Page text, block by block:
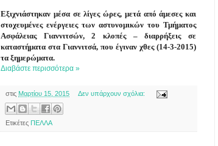
Εξιχνιάστηκαν μέσα σε λίγες ώρες, μετά από άμεσες και
στοχευμένες ενέργειες των αστυνομικών του Τμήματος
Ασφάλειας Γιαννιτσών, 2 κλοπές – διαρρήξεις σε
καταστήματα στα Γιαννιτσά, που έγιναν χθες (14-3-2015)
τα ξημερώματα.
Διαβάστε περισσότερα »
στις Μαρτίου 15, 2015 Δεν υπάρχουν σχόλια:
Ετικέτες ΠΕΛΛΑ